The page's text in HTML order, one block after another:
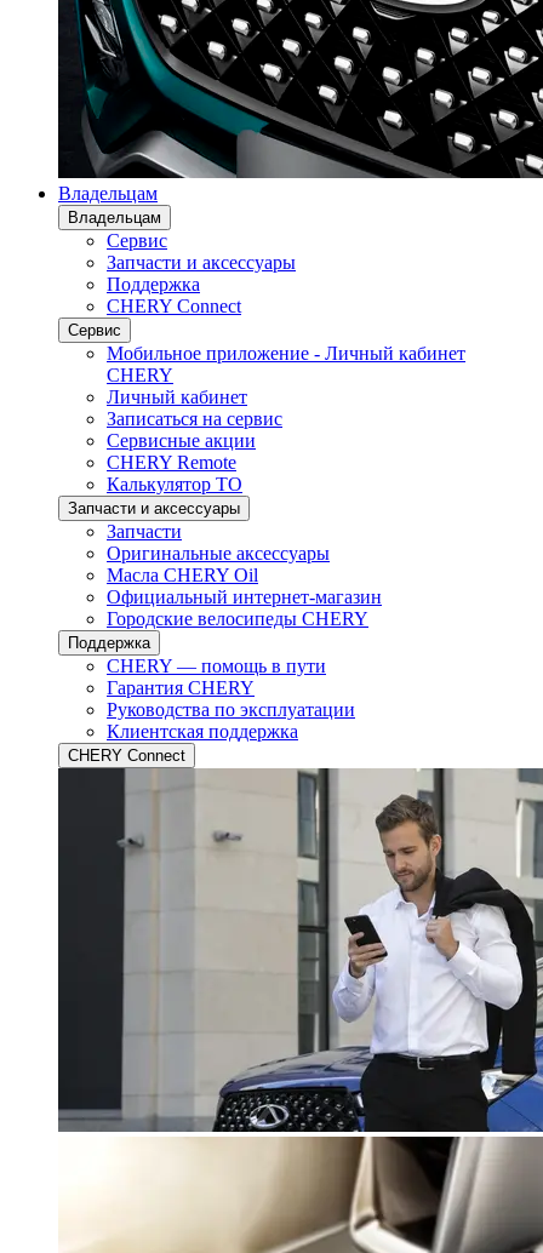
Владельцам
Владельцам
Сервис
Запчасти и аксессуары
Поддержка
CHERY Connect
Сервис
Мобильное приложение - Личный кабинет
CHERY
Личный кабинет
Записаться на сервис
Сервисные акции
CHERY Remote
Калькулятор ТО
Запчасти и аксессуары
Запчасти
Оригинальные аксессуары
Масла CHERY Oil
Официальный интернет-магазин
Городские велосипеды CHERY
Поддержка
CHERY — помощь в пути
Гарантия CHERY
Руководства по эксплуатации
Клиентская поддержка
CHERY Connect